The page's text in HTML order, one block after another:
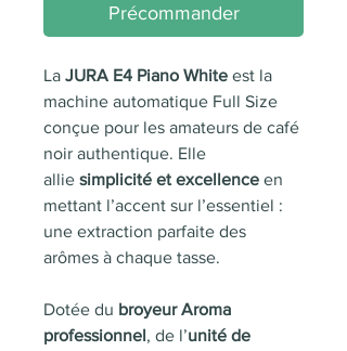
Précommander
La JURA E4 Piano White est la
machine automatique Full Size
conçue pour les amateurs de café
noir authentique. Elle
allie simplicité et excellence en
mettant l’accent sur l’essentiel :
une extraction parfaite des
arômes à chaque tasse.
Dotée du broyeur Aroma
professionnel, de l’unité de